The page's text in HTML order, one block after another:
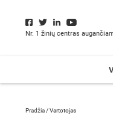
Nr. 1 žinių centras
Pradžia /Vartotojas